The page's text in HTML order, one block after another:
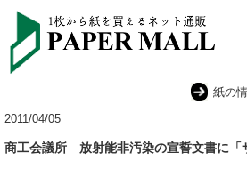
紙の
2011/04/05
商工会議所 放射能非汚染の宣誓文書に「